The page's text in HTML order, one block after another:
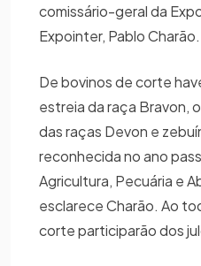
comissário-geral da
Expointer, Pablo Charão.
De bovinos de corte
estreia da raça Bravon,
das raças Devon e
reconhecida no ano
Agricultura, Pecuária e
esclarece Charão. Ao
corte participarão dos